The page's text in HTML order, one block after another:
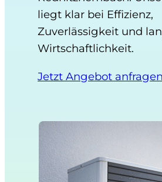
liegt klar bei Effizienz,
Zuverlässigkeit und
Wirtschaftlichkeit.
Jetzt Angebot anfragen